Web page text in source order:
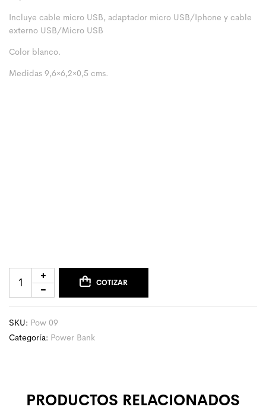
Incluye cable micro USB, adaptador micro USB/Iphone y cable
externo USB/Micro USB
Color blanco.
Medidas 9,6×6,2×0,5 cms.
COTIZAR
SKU: Pow 09
Categoría: Power Bank
PRODUCTOS RELACIONADOS